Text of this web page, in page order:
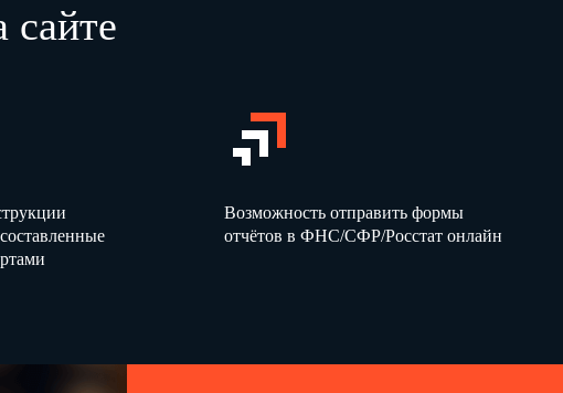
сайте
Возможность отправить формы
отчётов в ФНС/СФР/Росстат онлайн